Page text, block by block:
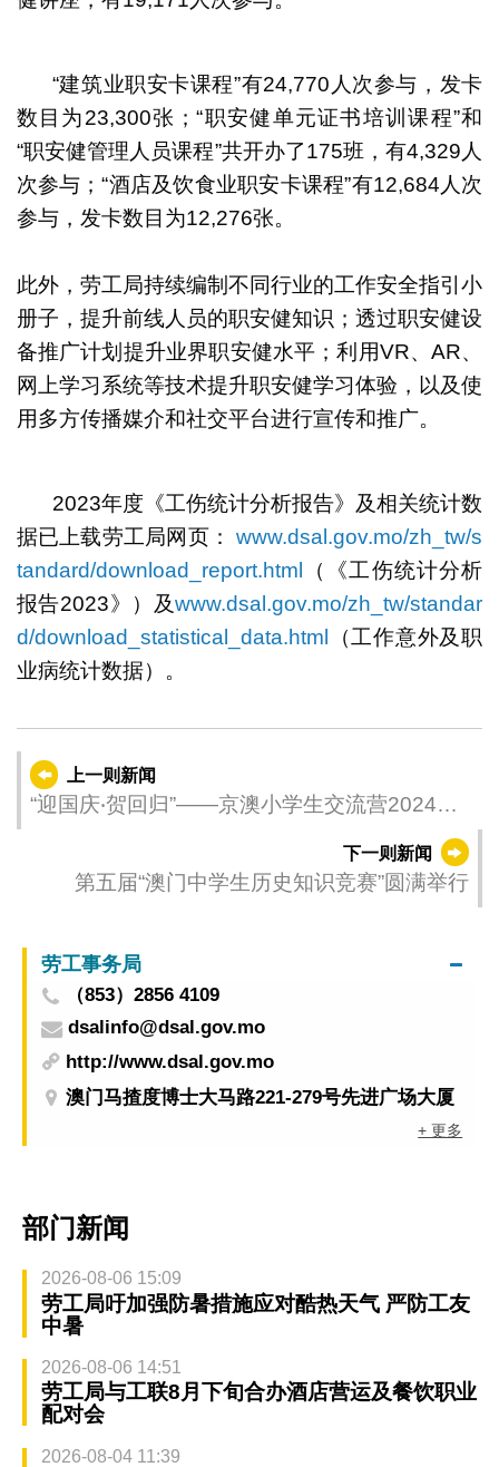
“建筑业职安卡课程”有24,770人次参与，发卡
数目为23,300张；“职安健单元证书培训课程”和
“职安健管理人员课程”共开办了175班，有4,329人
次参与；“酒店及饮食业职安卡课程”有12,684人次
参与，发卡数目为12,276张。
此外，劳工局持续编制不同行业的工作安全指引小
册子，提升前线人员的职安健知识；透过职安健设
备推广计划提升业界职安健水平；利用VR、AR、
网上学习系统等技术提升职安健学习体验，以及使
用多方传播媒介和社交平台进行宣传和推广。
2023年度《工伤统计分析报告》及相关统计数
据已上载劳工局网页：
www.dsal.gov.mo/zh_tw/s
tandard/download_report.html
（《工伤统计分析
报告2023》）及www.dsal.gov.mo/zh_tw/standar
d/download_statistical_data.html
（工作意外及职
业病统计数据）。
上一则新闻
“迎国庆‧贺回归”——京澳小学生交流营2024圆
下一则新闻
第五届“澳门中学生历史知识竞赛”圆满举行
劳工事务局
（853）2856 4109
dsalinfo@dsal.gov.mo
http://www.dsal.gov.mo
澳门马揸度博士大马路221-279号先进广场大厦
+ 更多
部门新闻
2026-08-06 15:09
劳工局吁加强防暑措施应对酷热天气 严防工友
中暑
2026-08-06 14:51
劳工局与工联8月下旬合办酒店营运及餐饮职业
配对会
2026-08-04 11:39